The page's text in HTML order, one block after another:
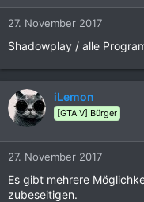
27. November 2017
Shadowplay / alle
iLemon
[GTA V] Bürger
27. November 2017
Es gibt mehrere
zubeseitigen.